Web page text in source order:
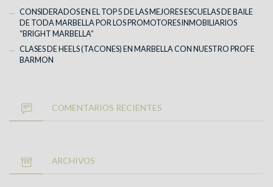
CONSIDERADOS EN EL TOP 5 DE LAS MEJORES ESCUELAS DE BAILE
DE TODA MARBELLA POR LOS PROMOTORES INMOBILIARIOS
“BRIGHT MARBELLA”
CLASES DE HEELS (TACONES) EN MARBELLA CON NUESTRO PROFE
BARMON
COMENTARIOS RECIENTES
ARCHIVOS